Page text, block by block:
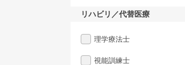
リハビリ／代替医療
理学療法士
視能訓練士